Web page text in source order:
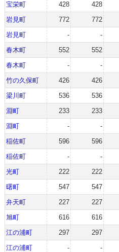
宝栄町
428 428
岩見町
772 772
岩見町
- -
春木町
552 552
春木町
- -
竹の久保町
426 426
梁川町
536 536
淵町
233 233
淵町
- -
稲佐町
596 596
稲佐町
- -
光町
222 222
曙町
547 547
弁天町
227 227
旭町
616 616
江の浦町
297 297
江の浦町
- -